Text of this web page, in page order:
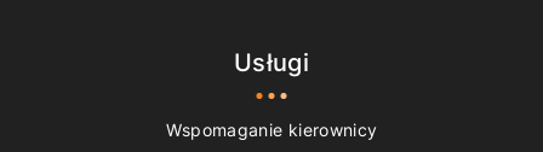
Usługi
Wspomaganie kierownicy